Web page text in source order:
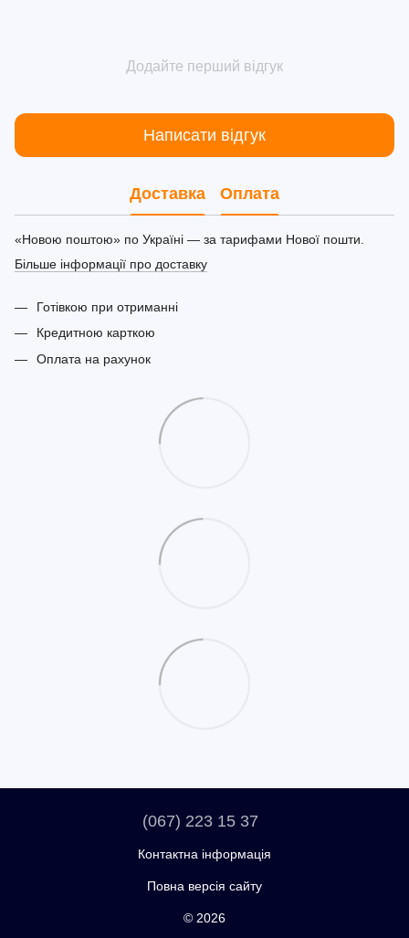
Додайте перший відгук
Написати відгук
Доставка Оплата
«Новою поштою» по Україні — за тарифами Нової пошти.
Більше інформації про доставку
Готівкою при отриманні
Кредитною карткою
Оплата на рахунок
(067) 223 15 37
Контактна інформація
Повна версія сайту
© 2026